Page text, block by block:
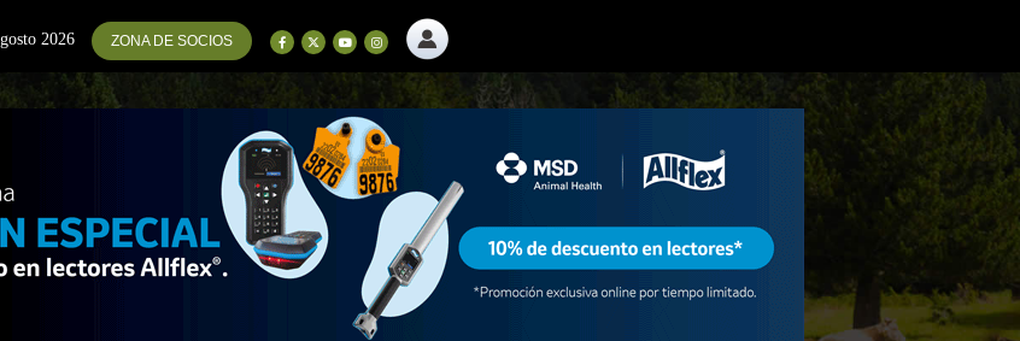
2026 ZONA DE SOCIOS